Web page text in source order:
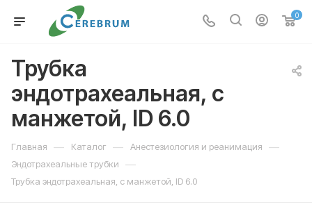
0
Трубка
эндотрахеальная, с
манжетой, ID 6.0
Главная — Каталог — Анестезиология и реанимация —
Эндотрахеальные трубки —
Трубка эндотрахеальная, с манжетой, ID 6.0